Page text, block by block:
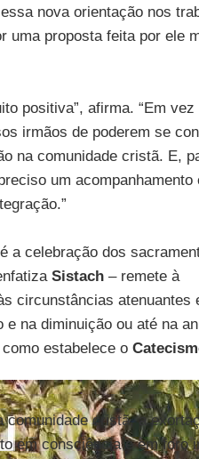
nova orientação nos
uma proposta feita por ele
positiva”, afirma. “Em vez
irmãos de poderem se
na comunidade cristã. E,
um acompanhamento
a celebração dos
Sistach– remete à
circunstâncias atenuantes
na diminuição ou até na
estabelece o
comunidade cristã, a
em consciência e em foro